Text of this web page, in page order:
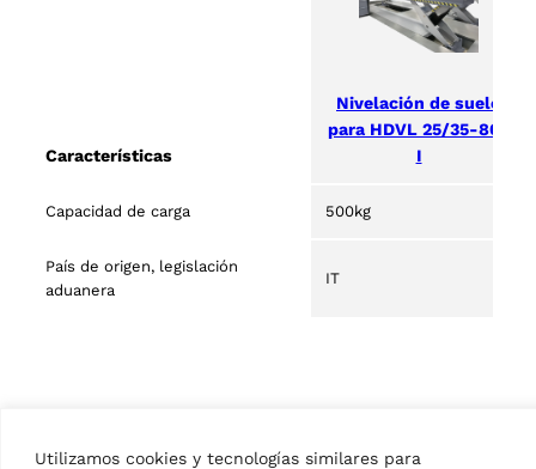
Utilizamos cookies y tecnologías similares para
Características
Nivelación de suelo
para HDVL 25/35-80-
I
Capacidad de carga 500kg
País de origen, legislación
aduanera
IT